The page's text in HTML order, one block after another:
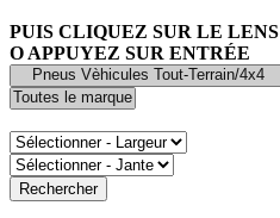
PUIS CLIQUEZ SUR LE LENS
O APPUYEZ SUR ENTRÉE